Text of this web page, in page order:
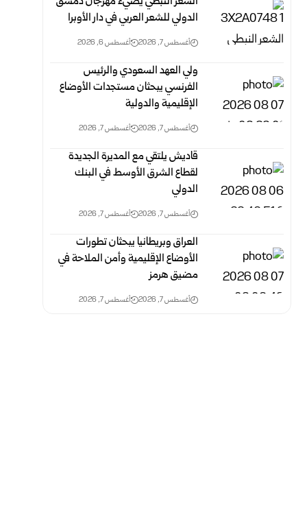
الدولي للشعر العربي في دار الأوبرا
أغسطس 7, 2026 أغسطس 6, 2026
ولي العهد السعودي والرئيس
الفرنسي يبحثان مستجدات الأوضاع
الإقليمية والدولية
أغسطس 7, 2026 أغسطس 7, 2026
قاديش يلتقي مع المديرة الجديدة
لقطاع الشرق الأوسط في البنك
الدولي
أغسطس 7, 2026 أغسطس 7, 2026
العراق وبريطانيا يبحثان تطورات
الأوضاع الإقليمية وأمن الملاحة في
مضيق هرمز
أغسطس 7, 2026 أغسطس 7, 2026